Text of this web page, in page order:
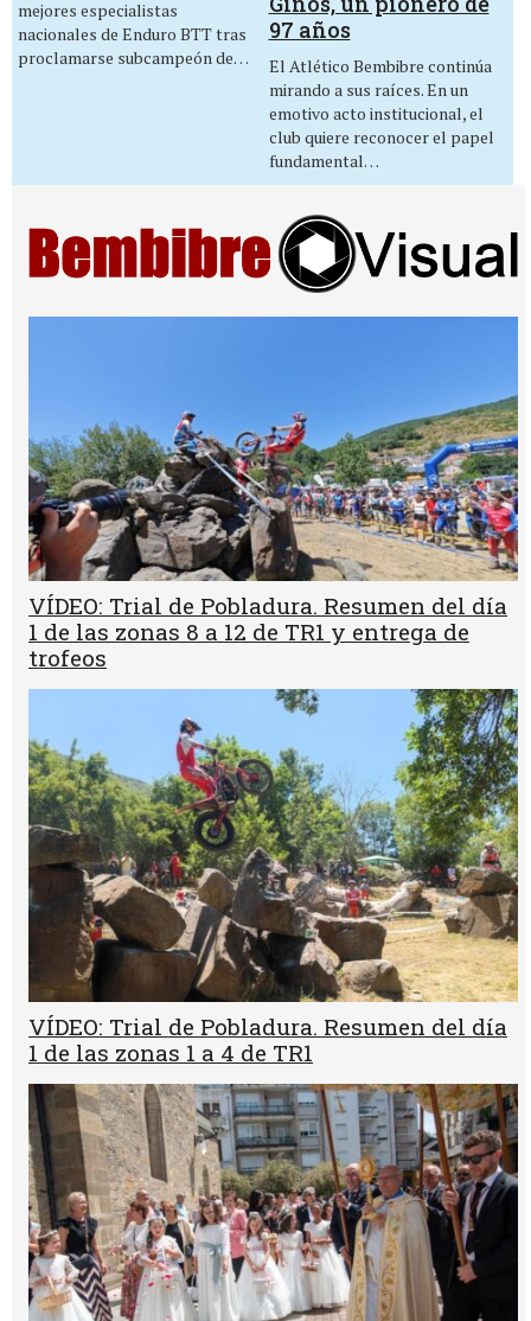
mejores especialistas
nacionales de Enduro BTT tras
proclamarse subcampeón de…
97 años
El Atlético Bembibre continúa
mirando a sus raíces. En un
emotivo acto institucional, el
club quiere reconocer el papel
fundamental…
VÍDEO: Trial de Pobladura. Resumen del día
1 de las zonas 8 a 12 de TR1 y entrega de
trofeos
VÍDEO: Trial de Pobladura. Resumen del día
1 de las zonas 1 a 4 de TR1